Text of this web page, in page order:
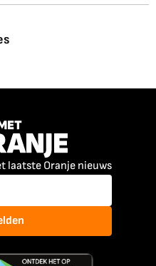
laatste Oranje nieuws